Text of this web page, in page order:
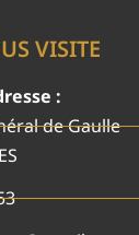
VISITE
:
de Gaulle